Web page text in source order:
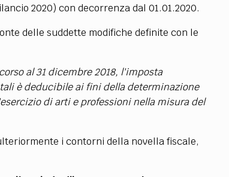
2020) con decorrenza dal 01.01.2020.
delle suddette modifiche definite con le
al 31 dicembre 2018, l'imposta
è deducibile ai fini della determinazione
di arti e professioni nella misura del
i contorni della novella fiscale,